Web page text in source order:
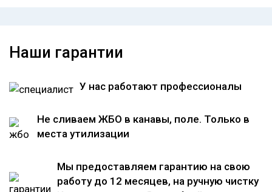
Наши гарантии
У нас работают профессионалы
Не сливаем ЖБО в канавы, поле. Только в
места утилизации
Мы предоставляем гарантию на свою
работу до 12 месяцев, на ручную чистку